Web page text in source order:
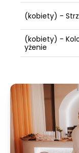
(kobiety) -
(kobiety) -
yżenie